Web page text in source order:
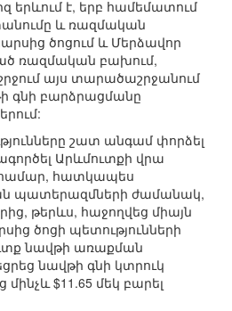
է, երբ համեմատում
և ռազմական
ծոցում և Մերձավոր
ռազմական բախում,
այս տարածաշրջանում
գնի բարձրացմանը
շատ անգամ փորձել
Արևմուտքի վրա
համար, հատկապես
պատերազմների ժամանակ,
թերևս, հաջողվեց միայն
ծոցի պետությունների
նավթի առաքման
նավթի գնի կտրուկ
$11.65 մեկ բարել